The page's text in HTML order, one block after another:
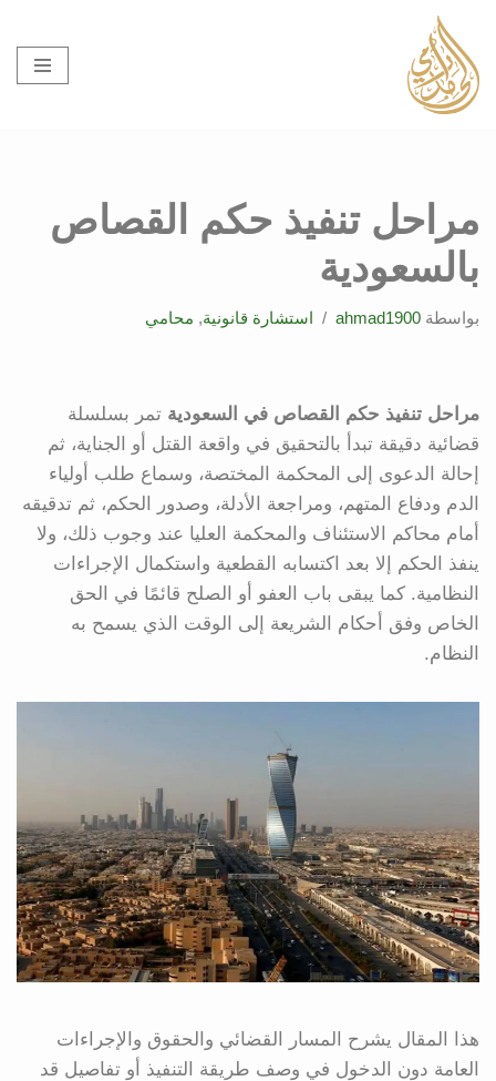
تخطى
إلى
المحتوى
مراحل تنفيذ حكم القصاص
بالسعودية
بواسطة ahmad1900 استشارة قانونية, محامي
مراحل تنفيذ حكم القصاص في السعودية تمر بسلسلة
قضائية دقيقة تبدأ بالتحقيق في واقعة القتل أو الجناية، ثم
إحالة الدعوى إلى المحكمة المختصة، وسماع طلب أولياء
الدم ودفاع المتهم، ومراجعة الأدلة، وصدور الحكم، ثم تدقيقه
أمام محاكم الاستئناف والمحكمة العليا عند وجوب ذلك، ولا
ينفذ الحكم إلا بعد اكتسابه القطعية واستكمال الإجراءات
النظامية. كما يبقى باب العفو أو الصلح قائمًا في الحق
الخاص وفق أحكام الشريعة إلى الوقت الذي يسمح به
النظام.
هذا المقال يشرح المسار القضائي والحقوق والإجراءات
العامة دون الدخول في وصف طريقة التنفيذ أو تفاصيل قد